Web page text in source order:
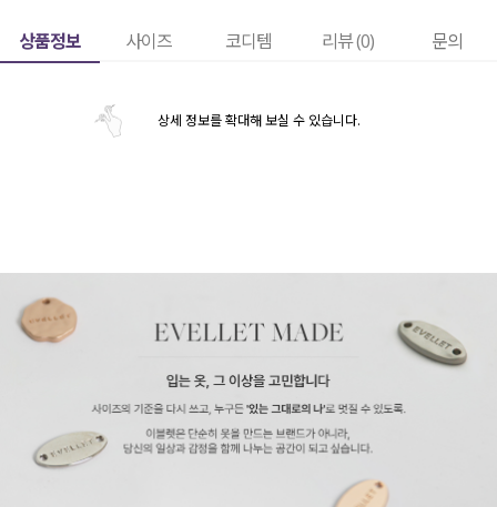
상품정보 사이즈 코디템 리뷰 (0) 문의
상세 정보를 확대해 보실 수 있습니다.